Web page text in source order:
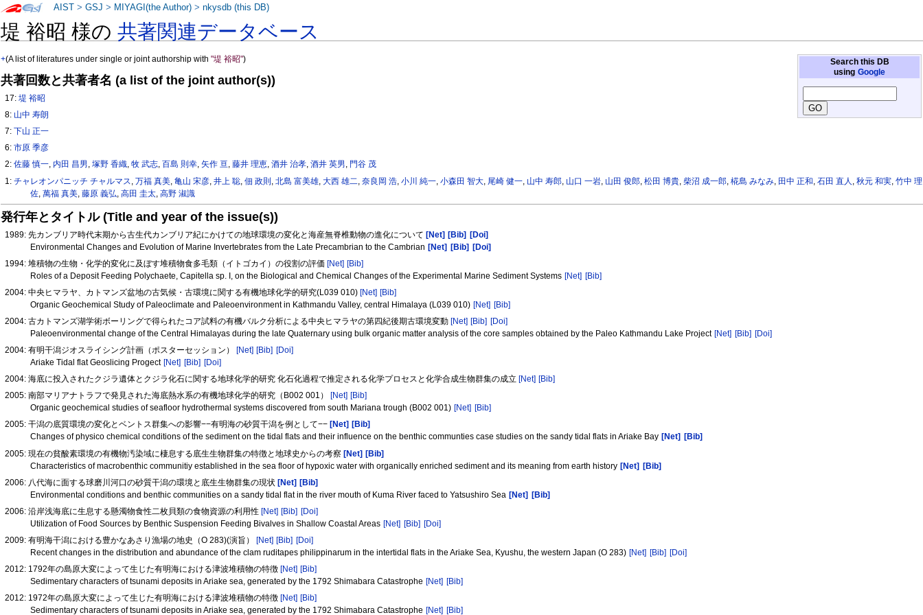
堤 裕昭 様の共著関連データベース
Search this DB
using Google
+(A list of literatures under single or joint authorship with"堤 裕昭")
共著回数と共著者名 (a list of the joint author(s))
17:堤 裕昭
8: 山中 寿朗
7:下山 正一
6:市原 季彦
2:佐藤 慎一, 内田 昌男,塚野 香織,牧 武志,百島 則幸,矢作 亘,藤井 理恵,酒井 治孝,酒井 英男, 門谷 茂
1:チャレオンパニッチ チャルマス ,万福 真美 ,亀山 宋彦 ,井上 聡 ,佃 政則 ,北島 富美雄 ,大西 雄二 ,奈良岡 浩 ,小川 純一 ,小森田 智大 尾崎 健一 山中 寿郎 山口 一岩 山田 俊郎 ,松田 博貴 ,柴沼 成一郎 ,椛島 みなみ 田中 正和 ,石田 直人 ,秋元 和実 ,竹中 理
佐, 萬福 真美, 藤原 義弘 高田 圭太, 高野 淑識
発行年とタイトル (Title and year of the issue(s))
1989: 先カンブリア時代末期から古生代カンブリア紀にかけての地球環境の変化と海産無脊椎動物の進化について [Net] [Bib]
[Doi]
Environmental Changes and Evolution of Marine Invertebrates from the Late Precambrian to the Cambrian [Net] [Bib]
[Doi]
1994: 堆積物の生物・化学的変化に及ぼす堆積物食多毛類（イトゴカイ）の役割の評価 [Net] [Bib]
Roles of a Deposit Feeding Polychaete, Capitella sp. I, on the Biological and Chemical Changes of the Experimental Marine Sediment Systems [Net] [Bib]
2004: 中央ヒマラヤ、カトマンズ盆地の古気候・古環境に関する有機地球化学的研究(L039 010) [Net] [Bib]
Organic Geochemical Study of Paleoclimate and Paleoenvironment in Kathmandu Valley, central Himalaya (L039 010) [Net] [Bib]
2004: 古カトマンズ湖学術ボーリングで得られたコア試料の有機バルク分析による中央ヒマラヤの第四紀後期古環境変動 [Net] [Bib] [Doi]
Paleoenvironmental change of the Central Himalayas during the late Quaternary using bulk organic matter analysis of the core samples obtained by the Paleo Kathmandu Lake Project [Net] [Bib] [Doi]
2004: 有明干潟ジオスライシング計画（ポスターセッション） [Net] [Bib] [Doi]
Ariake Tidal flat Geoslicing Progect [Net] [Bib] [Doi]
2004: 海底に投入されたクジラ遺体とクジラ化石に関する地球化学的研究 化石化過程で推定される化学プロセスと化学合成生物群集の成立 [Net] [Bib]
2005: 南部マリアナトラフで発見された海底熱水系の有機地球化学的研究（B002 001） [Net] [Bib]
Organic geochemical studies of seafloor hydrothermal systems discovered from south Mariana trough (B002 001) [Net] [Bib]
2005: 干潟の底質環境の変化とベントス群集への影響−−有明海の砂質干潟を例として−− [Net] [Bib]
Changes of physico chemical conditions of the sediment on the tidal flats and their influence on the benthic communties case studies on the sandy tidal flats in Ariake Bay [Net]
[Bib]
2005: 現在の貧酸素環境の有機物汚染域に棲息する底生生物群集の特徴と地球史からの考察[Net] [Bib]
Characteristics of macrobenthic communitiy established in the sea floor of hypoxic water with organically enriched sediment and its meaning from earth history [Net] [Bib]
2006: 八代海に面する球磨川河口の砂質干潟の環境と底生生物群集の現状[Net] [Bib]
Environmental conditions and benthic communities on a sandy tidal flat in the river mouth of Kuma River faced to Yatsushiro Sea [Net] [Bib]
2006: 沿岸浅海底に生息する懸濁物食性二枚貝類の食物資源の利用性[Net] [Bib] [Doi]
Utilization of Food Sources by Benthic Suspension Feeding Bivalves in Shallow Coastal Areas [Net] [Bib] [Doi]
2009: 有明海干潟における豊かなあさり漁場の地史（O 283)(演旨）[Net] [Bib] [Doi]
Recent changes in the distribution and abundance of the clam ruditapes philippinarum in the intertidal flats in the Ariake Sea, Kyushu, the western Japan (O 283) [Net] [Bib] [Doi]
2012: 1792年の島原大変によって生じた有明海における津波堆積物の特徴[Net] [Bib]
Sedimentary characters of tsunami deposits in Ariake sea, generated by the 1792 Shimabara Catastrophe [Net] [Bib]
2012: 1972年の島原大変によって生じた有明海における津波堆積物の特徴[Net] [Bib]
Sedimentary characters of tsunami deposits in Ariake sea, generated by the 1792 Shimabara Catastrophe [Net] [Bib]
AIST >GSJ > MIYAGI(the Author) >nkysdb (this DB)